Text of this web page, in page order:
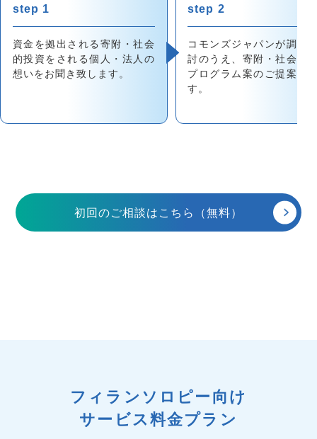
step 1
資金を拠出される寄附・社会
的投資をされる個人・法人の
想いをお聞き致します。
step 2
コモンズジャパンが調査
討のうえ、寄附・社会的
プログラム案のご提案致
す。
初回のご相談はこちら（無料）
フィランソロピー向け
サービス料金プラン